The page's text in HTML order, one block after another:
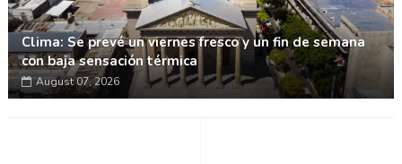
Clima: Se prevé un viernes fresco y un fin de semana
con baja sensación térmica
August 07, 2026